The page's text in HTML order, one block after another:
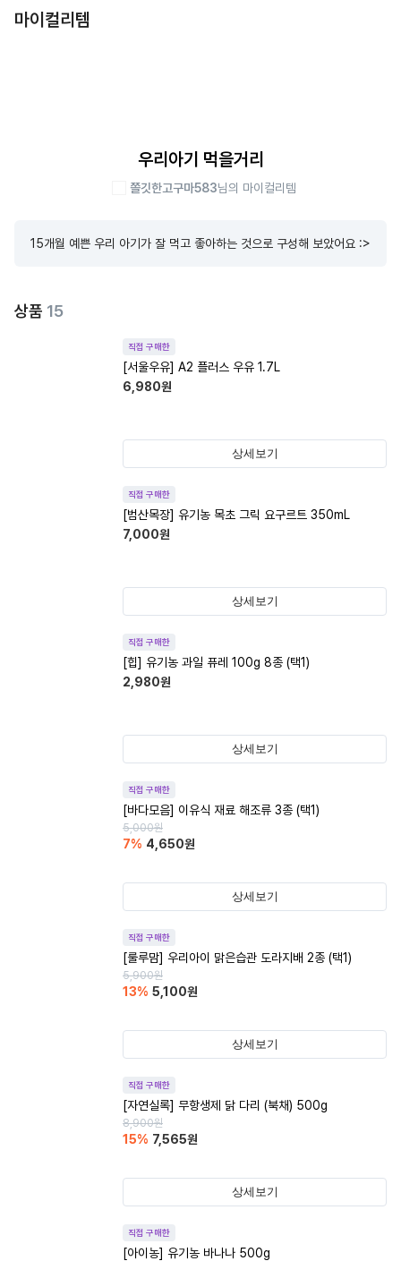
마이컬리템
우리아기 먹을거리
쫄깃한고구마583님의 마이컬리템
15개월 예쁜 우리 아기가 잘 먹고 좋아하는 것으로 구성해 보았어요 :>
상품 15
직접 구매한
[서울우유] A2 플러스 우유 1.7L
6,980원
상세보기
직접 구매한
[범산목장] 유기농 목초 그릭 요구르트 350mL
7,000원
상세보기
직접 구매한
[힙] 유기농 과일 퓨레 100g 8종 (택1)
2,980원
상세보기
직접 구매한
[바다모음] 이유식 재료 해조류 3종 (택1)
5,000원
7% 4,650원
상세보기
직접 구매한
[룰루맘] 우리아이 맑은습관 도라지배 2종 (택1)
5,900원
13% 5,100원
상세보기
직접 구매한
[자연실록] 무항생제 닭 다리 (북채) 500g
8,900원
15% 7,565원
상세보기
직접 구매한
[아이농] 유기농 바나나 500g